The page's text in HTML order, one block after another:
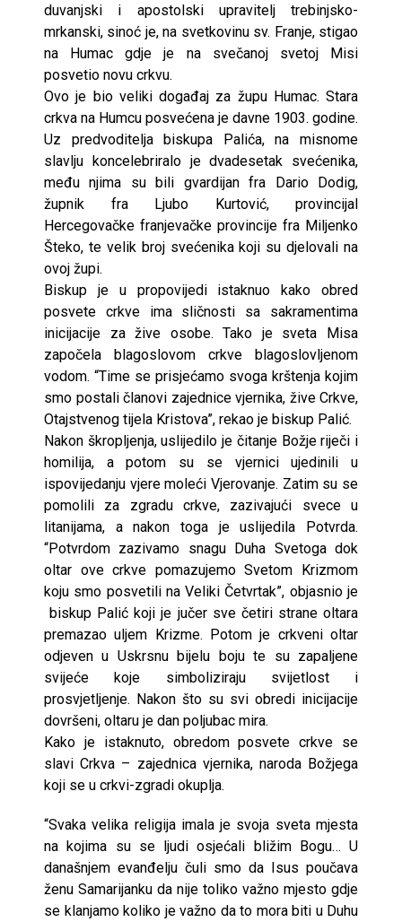
duvanjski i apostolski upravitelj trebinjsko-
mrkanski, sinoć je, na svetkovinu sv. Franje, stigao
na Humac gdje je na svečanoj svetoj Misi
posvetio novu crkvu.
Ovo je bio veliki događaj za župu Humac. Stara
crkva na Humcu posvećena je davne 1903. godine.
Uz predvoditelja biskupa Palića, na misnome
slavlju koncelebriralo je dvadesetak svećenika,
među njima su bili gvardijan fra Dario Dodig,
župnik fra Ljubo Kurtović, provincijal
Hercegovačke franjevačke provincije fra Miljenko
Šteko, te velik broj svećenika koji su djelovali na
ovoj župi.
Biskup je u propovijedi istaknuo kako obred
posvete crkve ima sličnosti sa sakramentima
inicijacije za žive osobe. Tako je sveta Misa
započela blagoslovom crkve blagoslovljenom
vodom. “Time se prisjećamo svoga krštenja kojim
smo postali članovi zajednice vjernika, žive Crkve,
Otajstvenog tijela Kristova”, rekao je biskup Palić.
Nakon škropljenja, uslijedilo je čitanje Božje riječi i
homilija, a potom su se vjernici ujedinili u
ispovijedanju vjere moleći Vjerovanje. Zatim su se
pomolili za zgradu crkve, zazivajući svece u
litanijama, a nakon toga je uslijedila Potvrda.
“Potvrdom zazivamo snagu Duha Svetoga dok
oltar ove crkve pomazujemo Svetom Krizmom
koju smo posvetili na Veliki Četvrtak”, objasnio je
biskup Palić koji je jučer sve četiri strane oltara
premazao uljem Krizme. Potom je crkveni oltar
odjeven u Uskrsnu bijelu boju te su zapaljene
svijeće koje simboliziraju svijetlost i
prosvjetljenje. Nakon što su svi obredi inicijacije
dovršeni, oltaru je dan poljubac mira.
Kako je istaknuto, obredom posvete crkve se
slavi Crkva – zajednica vjernika, naroda Božjega
koji se u crkvi-zgradi okuplja.
“Svaka velika religija imala je svoja sveta mjesta
na kojima su se ljudi osjećali bližim Bogu… U
današnjem evanđelju čuli smo da Isus poučava
ženu Samarijanku da nije toliko važno mjesto gdje
se klanjamo koliko je važno da to mora biti u Duhu